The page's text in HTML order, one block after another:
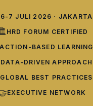
6-7 JULI 2026 · JAKARTA
HRD FORUM CERTIFIED
ACTION-BASED LEARNING
DATA-DRIVEN APPROACH
GLOBAL BEST PRACTICES
EXECUTIVE NETWORK